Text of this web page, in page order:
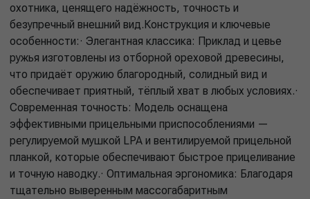
охотника, ценящего надёжность, точность и
безупречный внешний вид.Конструкция и ключевые
особенности:· Элегантная классика: Приклад и цевье
ружья изготовлены из отборной ореховой древесины,
что придаёт оружию благородный, солидный вид и
обеспечивает приятный, тёплый хват в любых условиях.·
Современная точность: Модель оснащена
эффективными прицельными приспособлениями —
регулируемой мушкой LPA и вентилируемой прицельной
планкой, которые обеспечивают быстрое прицеливание
и точную наводку.· Оптимальная эргономика: Благодаря
тщательно выверенным массогабаритным